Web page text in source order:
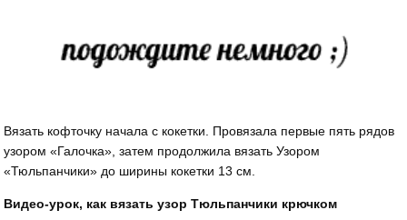
Вязать кофточку начала с кокетки. Провязала первые пять рядов
узором «Галочка», затем продолжила вязать Узором
«Тюльпанчики» до ширины кокетки 13 см.
Видео-урок, как вязать узор Тюльпанчики крючком